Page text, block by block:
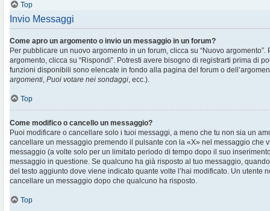
Top
Invio Messaggi
Come apro un argomento o invio un messaggio in un forum?
Per pubblicare un nuovo argomento in un forum, clicca su “Nuovo
argomento, clicca su “Rispondi”. Potresti avere bisogno di registrarti prima di
funzioni disponibili sono elencate in fondo alla pagina del forum o
argomenti, Puoi votare nei sondaggi, ecc.).
Top
Come modifico o cancello un messaggio?
Puoi modificare o cancellare solo i tuoi messaggi, a meno che tu non sia un
cancellare un messaggio premendo il pulsante con la «X» nel messaggio che
messaggio (a volte solo per un limitato periodo di tempo dopo il suo
messaggio in questione. Se qualcuno ha già risposto al tuo messaggio,
del testo aggiunto dove viene indicato quante volte l’hai modificato. Un utente
cancellare un messaggio dopo che qualcuno ha risposto.
Top